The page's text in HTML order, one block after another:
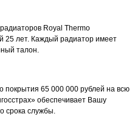
Royal Thermo
25 лет. Каждый радиатор имеет
талон.
покрытия 65 000 000 рублей на всю
обеспечивает Вашу
срока службы.